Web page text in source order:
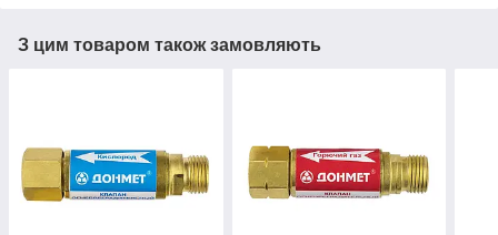
З цим товаром також замовляють